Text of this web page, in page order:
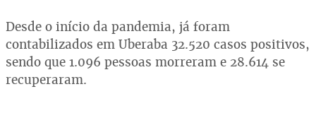
Desde o início da pandemia, já foram
contabilizados em Uberaba 32.520 casos positivos,
sendo que 1.096 pessoas morreram e 28.614 se
recuperaram.